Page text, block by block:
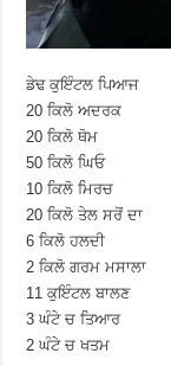
ਡੇਢ ਕੁਇੰਟਲ ਪਿਆਜ
20 ਕਿਲੋ ਅਦਰਕ
20 ਕਿਲੋ ਥੋਮ
50 ਕਿਲੋ ਘਿਓ
10 ਕਿਲੋ ਮਿਰਚ
20 ਕਿਲੋ ਤੇਲ ਸਰੋਂ ਦਾ
6 ਕਿਲੋ ਹਲਦੀ
2 ਕਿਲੋ ਗਰਮ ਮਸਾਲਾ
11 ਕੁਇੰਟਲ ਬਾਲਣ
3 ਘੰਟੇ ਚ ਤਿਆਰ
2 ਘੰਟੇ ਚ ਖਤਮ